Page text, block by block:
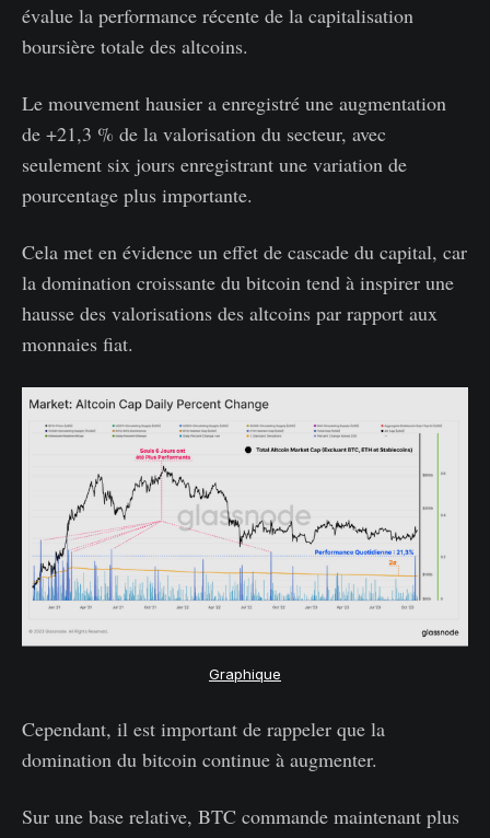
évalue la performance récente de la capitalisation
boursière totale des altcoins.
Le mouvement hausier a enregistré une augmentation
de +21,3 % de la valorisation du secteur, avec
seulement six jours enregistrant une variation de
pourcentage plus importante.
Cela met en évidence un effet de cascade du capital, car
la domination croissante du bitcoin tend à inspirer une
hausse des valorisations des altcoins par rapport aux
monnaies fiat.
Graphique
Cependant, il est important de rappeler que la
domination du bitcoin continue à augmenter.
Sur une base relative, BTC commande maintenant plus